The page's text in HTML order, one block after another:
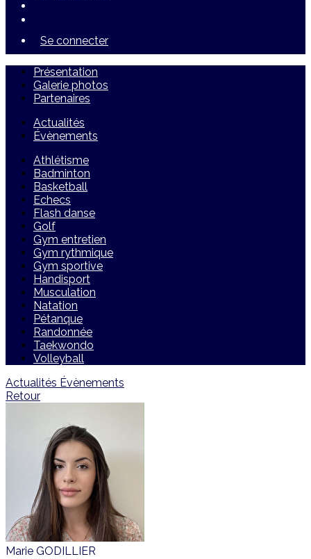
Se connecter
Présentation
Galerie photos
Partenaires
Actualités
Évènements
Athlétisme
Badminton
Basketball
Echecs
Flash danse
Golf
Gym entretien
Gym rythmique
Gym sportive
Handisport
Musculation
Natation
Pétanque
Randonnée
Taekwondo
Volleyball
Actualités Évènements
Retour
Marie GODILLIER